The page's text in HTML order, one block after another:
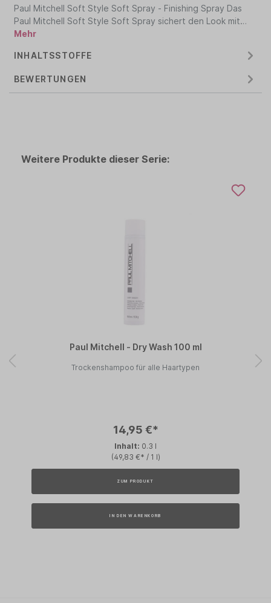
Paul Mitchell Soft Style Soft Spray - Finishing Spray Das
Paul Mitchell Soft Style Soft Spray sichert den Look mit…
Mehr
INHALTSSTOFFE
BEWERTUNGEN
Weitere Produkte dieser Serie:
Paul Mitchell - Dry Wash 100 ml
Trockenshampoo für alle Haartypen
14,95 €*
Inhalt: 0.3 l
(49,83 €* / 1 l)
ZUM PRODUKT
IN DEN WARENKORB